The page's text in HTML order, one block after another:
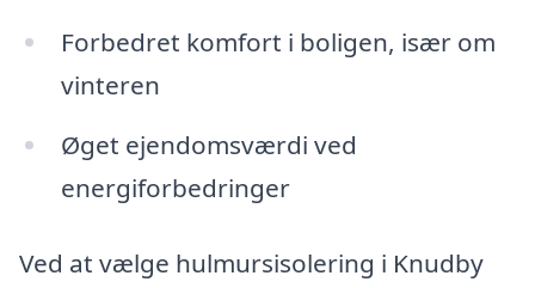
Forbedret komfort i boligen, især om
vinteren
Øget ejendomsværdi ved
energiforbedringer
Ved at vælge hulmursisolering i Knudby